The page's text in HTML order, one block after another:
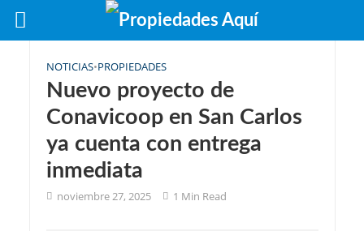
NOTICIAS•PROPIEDADES
Nuevo proyecto de
Conavicoop en San Carlos
ya cuenta con entrega
inmediata
noviembre 27, 2025 1 Min Read